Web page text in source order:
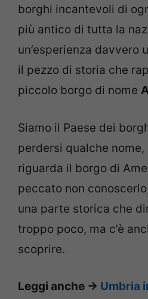
borghi incantevoli di
più antico di tutta la
un’esperienza davvero
il pezzo di storia che
piccolo borgo di nome
Siamo il Paese dei
perdersi qualche
riguarda il borgo di
peccato non
una parte storica che
troppo poco, ma c’è
scoprire.
Leggi anche -> Umbria